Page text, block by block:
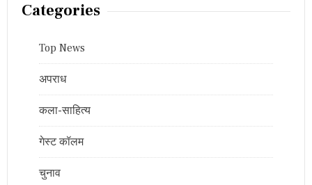
Categories
Top News
अपराध
कला-साहित्य
गेस्ट कॉलम
चुनाव